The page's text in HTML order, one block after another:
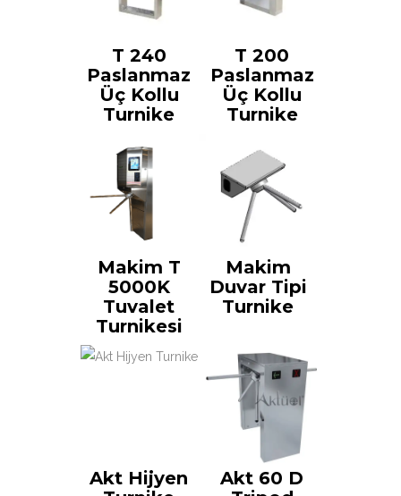
T 240
Paslanmaz
Üç Kollu
Turnike
T 200
Paslanmaz
Üç Kollu
Turnike
Makim T
5000K
Tuvalet
Turnikesi
Makim
Duvar Tipi
Turnike
Akt Hijyen
Akt 60 D